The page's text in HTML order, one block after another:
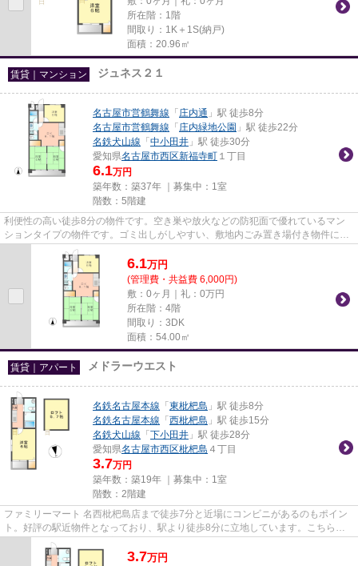
所在階：1階
間取り：1K＋1S(納戸)
面積：20.96㎡
賃貸｜マンション ジュネス２１
名古屋市営鶴舞線 「 庄内通 」駅 徒歩8分
名古屋市営鶴舞線 「 庄内緑地公園 」駅 徒歩22分
名鉄犬山線 「 中小田井 」駅 徒歩30分
愛知県名古屋市西区新福寺町 １丁目
6.1万円
築年数：築37年 ｜募集中： 1室
階数：5階建
利便性の高い徒歩8分の物件です。空き巣や放火などの防犯面で優れているマン
ションタイプの物件です。ゴミ出しがしやすい、敷地内ごみ置き場付き物件にな
ります。こだわりポイント満載...
6.1万円
(管理費・共益費 6,000円)
敷：0ヶ月｜礼：0万円
所在階：4階
間取り：3DK
面積：54.00㎡
賃貸｜アパート メドラーウエスト
名鉄名古屋本線 「 東枇杷島 」駅 徒歩8分
名鉄名古屋本線 「 西枇杷島 」駅 徒歩15分
名鉄犬山線 「 下小田井 」駅 徒歩28分
愛知県名古屋市西区枇杷島 ４丁目
3.7万円
築年数：築19年 ｜募集中： 1室
階数：2階建
ファミリーマート 名西枇杷島店まで徒歩7分と近場にコンビニがあるのもポイン
ト。好評の駅近物件となっており、駅より徒歩8分に立地しています。こちらの
物件はアパートです。新着情報...
3.7万円